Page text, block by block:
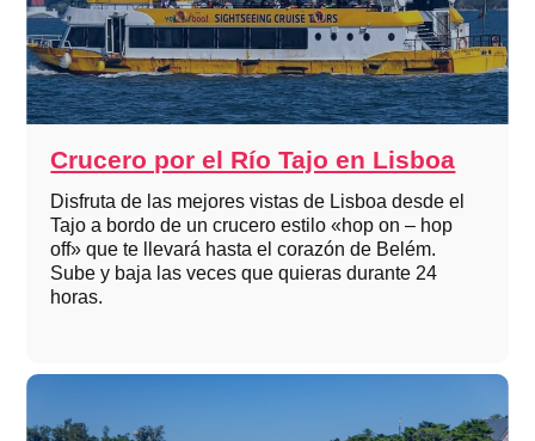
Crucero por el Río Tajo en Lisboa
Disfruta de las mejores vistas de Lisboa desde el
Tajo a bordo de un crucero estilo «hop on – hop
off» que te llevará hasta el corazón de Belém.
Sube y baja las veces que quieras durante 24
horas.